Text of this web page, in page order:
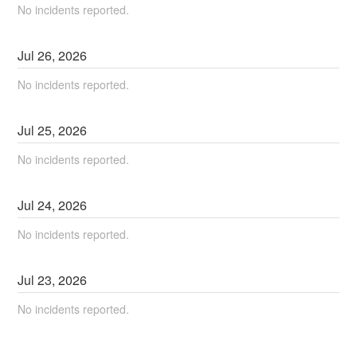
No incidents reported.
Jul26,2026
No incidents reported.
Jul25,2026
No incidents reported.
Jul24,2026
No incidents reported.
Jul23,2026
No incidents reported.